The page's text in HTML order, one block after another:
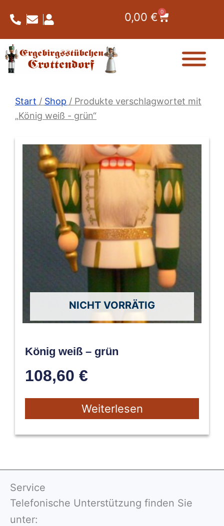
Inhalt
springen
0,00 € 0
Warenkorb
Start / Shop / Produkte verschlagwortet mit
„König weiß - grün“
NICHT VORRÄTIG
König weiß – grün
108,60 €
Weiterlesen
Service
Telefonische Unterstützung finden Sie
unter: